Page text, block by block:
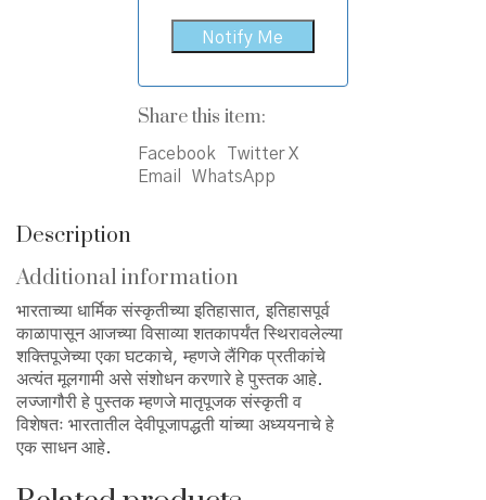
Share this item:
Facebook
Twitter X
Email
WhatsApp
Description
Additional information
भारताच्या धार्मिक संस्कृतीच्या इतिहासात, इतिहासपूर्व
काळापासून आजच्या विसाव्या शतकापर्यंत स्थिरावलेल्या
शक्तिपूजेच्या एका घटकाचे, म्हणजे लैंगिक प्रतीकांचे
अत्यंत मूलगामी असे संशोधन करणारे हे पुस्तक आहे.
लज्जागौरी हे पुस्तक म्हणजे मातृपूजक संस्कृती व
विशेषतः भारतातील देवीपूजापद्धती यांच्या अध्ययनाचे हे
एक साधन आहे.